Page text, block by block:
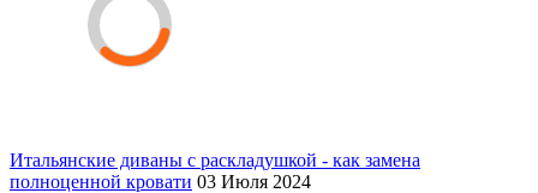
Итальянские диваны с раскладушкой - как замена
полноценной кровати 03 Июля 2024